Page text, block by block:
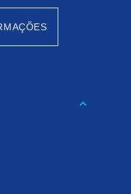
keyboard_arrow_down